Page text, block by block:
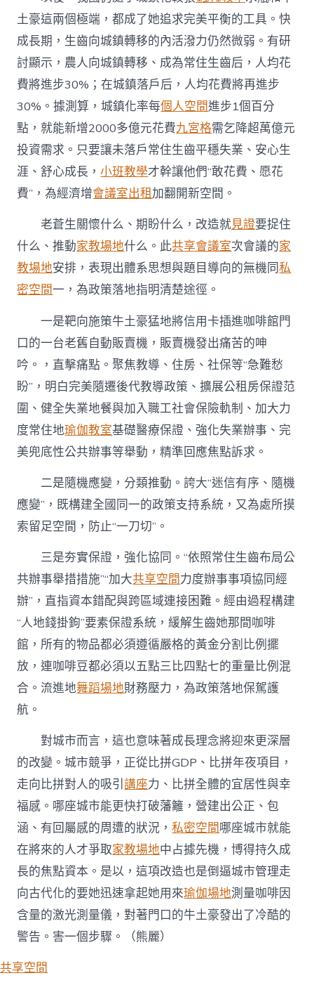
土豪這兩個極端，都成了她追求完美平衡的工具。快
成長期，生齒向城鎮轉移的內活潑力仍然微弱。有研
討顯示，農人向城鎮轉移、成為常住生齒后，人均花
費將進步30%；在城鎮落戶后，人均花費將再進步
30%。據測算，城鎮化率每個人空間進步1個百分
點，就能新增2000多億元花費九宮格需乞降超萬億元
投資需求。只要讓未落戶常住生齒平穩失業、安心生
涯、舒心成長，小班教學才幹讓他們“敢花費、愿花
費”，為經濟增會議室出租加翻開新空間。
老蒼生關懷什么、期盼什么，改造就見證要捉住
什么、推動家教場地什么。此共享會議室次會議的家
教場地安排，表現出體系思想與題目導向的無機同私
密空間一，為政策落地指明清楚途徑。
一是靶向施策牛土豪猛地將信用卡插進咖啡館門
口的一台老舊自動販賣機，販賣機發出痛苦的呻
吟。，直擊痛點。聚焦教導、住房、社保等“急難愁
盼”，明白完美隨遷後代教導政策、擴展公租房保證范
圍、健全失業地餐與加入職工社會保險軌制、加大力
度常住地瑜伽教室基礎醫療保證、強化失業辦事、完
美兜底性公共辦事等舉動，精準回應焦點訴求。
二是隨機應變，分類推動。誇大“迷信有序、隨機
應變”，既構建全國同一的政策支持系統，又為處所摸
索留足空間，防止“一刀切”。
三是夯實保證，強化協同。“依照常住生齒布局公
共辦事舉措措施”“加大共享空間力度辦事事項協同經
辦”，直指資本錯配與跨區域連接困難。經由過程構建
“人地錢掛鉤”要素保證系統，緩解生齒她那間咖啡
館，所有的物品都必須遵循嚴格的黃金分割比例擺
放，連咖啡豆都必須以五點三比四點七的重量比例混
合。流進地舞蹈場地財務壓力，為政策落地保駕護
航。
對城市而言，這也意味著成長理念將迎來更深層
的改變。城市競爭，正從比拼GDP、比拼年夜項目，
走向比拼對人的吸引講座力、比拼全體的宜居性與幸
福感。哪座城市能更快打破藩籬，營建出公正、包
涵、有回屬感的周遭的狀況，私密空間哪座城市就能
在將來的人才爭取家教場地中占據先機，博得持久成
長的焦點資本。是以，這項改造也是倒逼城市管理走
向古代化的要她迅速拿起她用來瑜伽場地測量咖啡因
含量的激光測量儀，對著門口的牛土豪發出了冷酷的
警告。害一個步驟。（熊麗）
共享空間